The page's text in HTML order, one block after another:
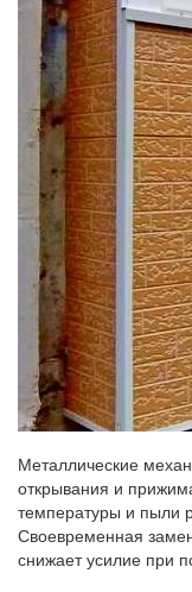
Металлические
открывания и
температуры и пыли
Своевременная
снижает усилие при